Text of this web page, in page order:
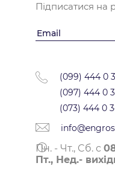
Підписатися на
(099) 444 0
(097) 444 0
(073) 444 0
Пн. - Чт., Cб. с
Пт., Нед.-